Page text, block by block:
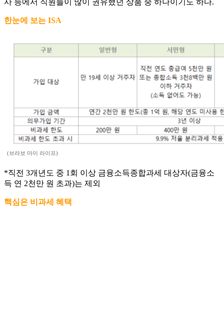
사 등에서 직원들이 많이 권유했던 상품 중 하나이기도 하다.
한눈에 보는 ISA
(브라보 마이 라이프)
*직전 3개년도 중 1회 이상 금융소득종합과세 대상자(금융소
득 연 2천만 원 초과)는 제외
핵심은 비과세 혜택